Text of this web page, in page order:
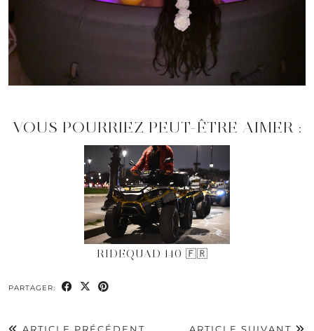
VOUS POURRIEZ PEUT-ÊTRE AIMER :
RIDEQUAD 140 🇫🇷
PARTAGER:
ARTICLE PRÉCÉDENT ARTICLE SUIVANT